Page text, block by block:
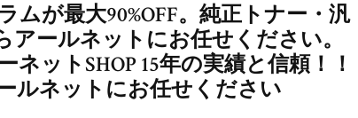
が最大90%OFF。純正トナー・汎
ールネットにお任せください。
ットSHOP 15年の実績と信頼！！
ルネットにお任せください